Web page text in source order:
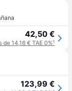
42,50 €
de 14,16 € TAE 0%¹
123,99 €